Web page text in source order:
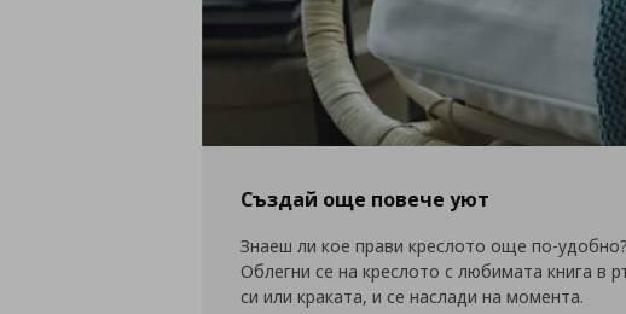
Създай още повече уют
Знаеш ли кое прави креслото още по-
Облегни се на креслото с любимата книга в
си или краката, и се наслади на момента.